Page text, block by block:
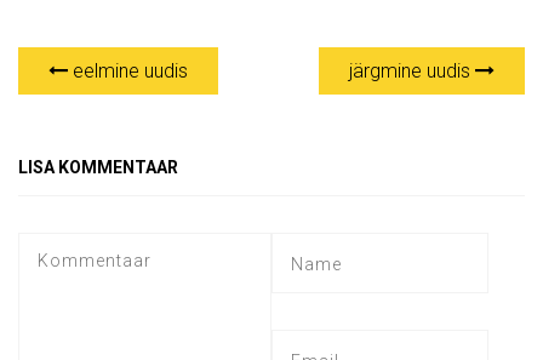
eelmine uudis järgmine uudis
LISA KOMMENTAAR